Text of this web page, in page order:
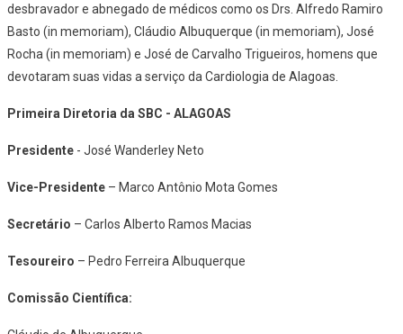
desbravador e abnegado de médicos como os Drs. Alfredo Ramiro
Basto (in memoriam), Cláudio Albuquerque (in memoriam), José
Rocha (in memoriam) e José de Carvalho Trigueiros, homens que
devotaram suas vidas a serviço da Cardiologia de Alagoas.
Primeira Diretoria da SBC - ALAGOAS
Presidente - José Wanderley Neto
Vice-Presidente – Marco Antônio Mota Gomes
Secretário – Carlos Alberto Ramos Macias
Tesoureiro – Pedro Ferreira Albuquerque
Comissão Científica: